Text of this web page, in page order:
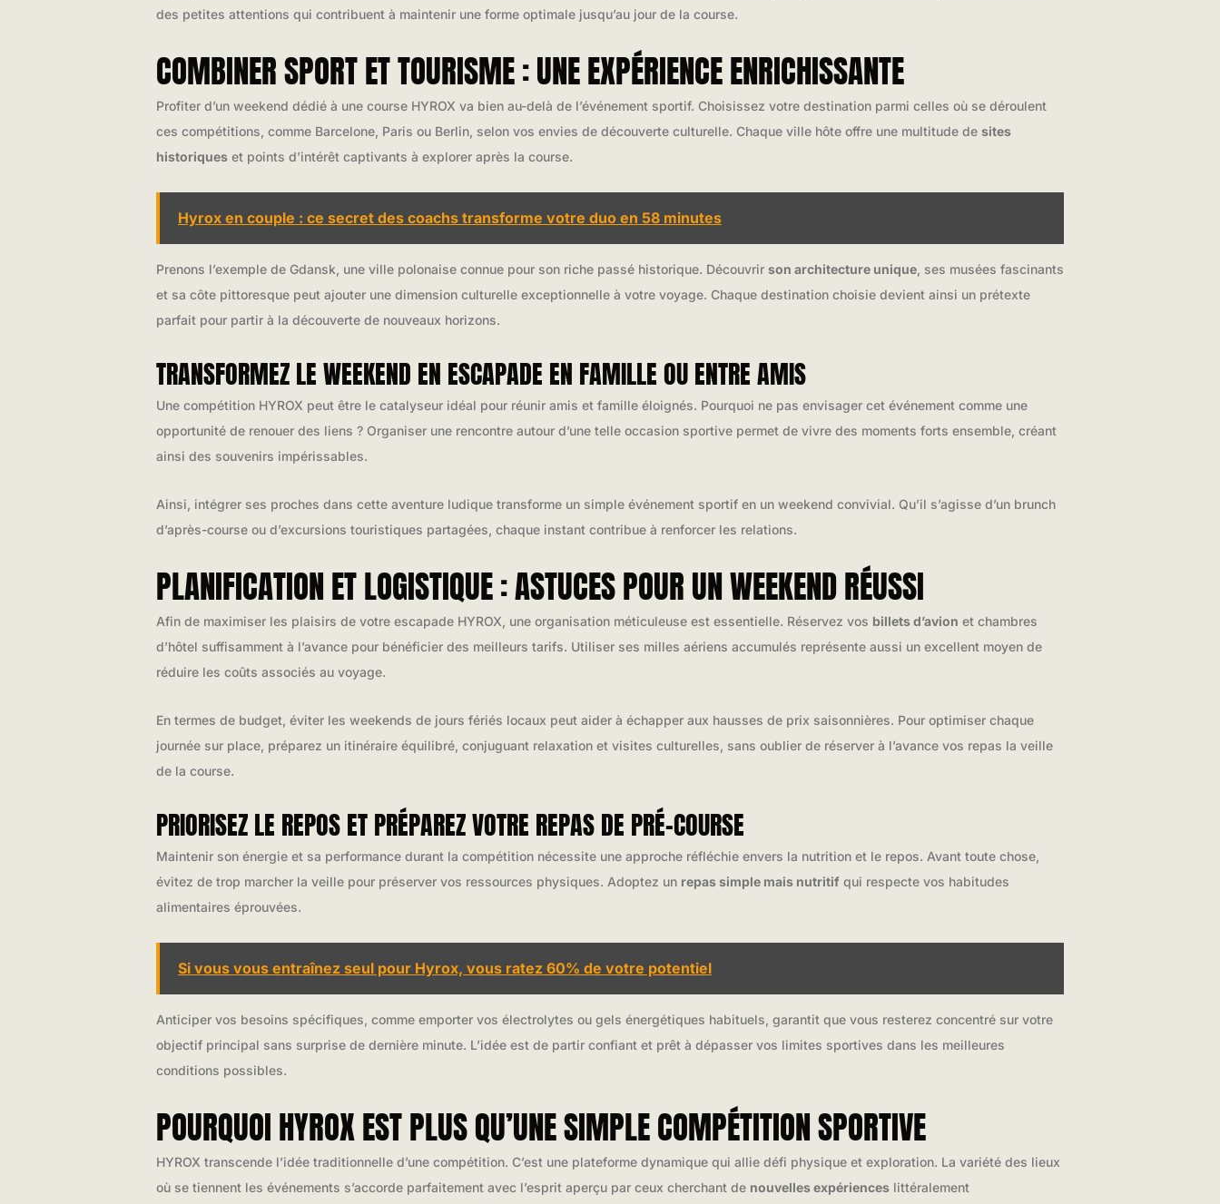
des petites attentions qui contribuent à maintenir une forme optimale jusqu’au jour de la course.
COMBINER SPORT ET TOURISME : UNE EXPÉRIENCE ENRICHISSANTE
Profiter d’un weekend dédié à une course HYROX va bien au-delà de l’événement sportif. Choisissez votre destination parmi celles où se déroulent
ces compétitions, comme Barcelone, Paris ou Berlin, selon vos envies de découverte culturelle. Chaque ville hôte offre une multitude de sites
historiques et points d’intérêt captivants à explorer après la course.
Hyrox en couple : ce secret des coachs transforme votre duo en 58 minutes
Prenons l’exemple de Gdansk, une ville polonaise connue pour son riche passé historique. Découvrir son architecture unique , ses musées fascinants
et sa côte pittoresque peut ajouter une dimension culturelle exceptionnelle à votre voyage. Chaque destination choisie devient ainsi un prétexte
parfait pour partir à la découverte de nouveaux horizons.
TRANSFORMEZ LE WEEKEND EN ESCAPADE EN FAMILLE OU ENTRE AMIS
Une compétition HYROX peut être le catalyseur idéal pour réunir amis et famille éloignés. Pourquoi ne pas envisager cet événement comme une
opportunité de renouer des liens ? Organiser une rencontre autour d’une telle occasion sportive permet de vivre des moments forts ensemble, créant
ainsi des souvenirs impérissables.
Ainsi, intégrer ses proches dans cette aventure ludique transforme un simple événement sportif en un weekend convivial. Qu’il s’agisse d’un brunch
d’après-course ou d’excursions touristiques partagées, chaque instant contribue à renforcer les relations.
PLANIFICATION ET LOGISTIQUE : ASTUCES POUR UN WEEKEND RÉUSSI
Afin de maximiser les plaisirs de votre escapade HYROX, une organisation méticuleuse est essentielle. Réservez vos billets d’avion et chambres
d’hôtel suffisamment à l’avance pour bénéficier des meilleurs tarifs. Utiliser ses milles aériens accumulés représente aussi un excellent moyen de
réduire les coûts associés au voyage.
En termes de budget, éviter les weekends de jours fériés locaux peut aider à échapper aux hausses de prix saisonnières. Pour optimiser chaque
journée sur place, préparez un itinéraire équilibré, conjuguant relaxation et visites culturelles, sans oublier de réserver à l’avance vos repas la veille
de la course.
PRIORISEZ LE REPOS ET PRÉPAREZ VOTRE REPAS DE PRÉ-COURSE
Maintenir son énergie et sa performance durant la compétition nécessite une approche réfléchie envers la nutrition et le repos. Avant toute chose,
évitez de trop marcher la veille pour préserver vos ressources physiques. Adoptez un repas simple mais nutritif qui respecte vos habitudes
alimentaires éprouvées.
Si vous vous entraînez seul pour Hyrox, vous ratez 60% de votre potentiel
Anticiper vos besoins spécifiques, comme emporter vos électrolytes ou gels énergétiques habituels, garantit que vous resterez concentré sur votre
objectif principal sans surprise de dernière minute. L’idée est de partir confiant et prêt à dépasser vos limites sportives dans les meilleures
conditions possibles.
POURQUOI HYROX EST PLUS QU’UNE SIMPLE COMPÉTITION SPORTIVE
HYROX transcende l’idée traditionnelle d’une compétition. C’est une plateforme dynamique qui allie défi physique et exploration. La variété des lieux
où se tiennent les événements s’accorde parfaitement avec l’esprit aperçu par ceux cherchant de nouvelles expériences littéralement